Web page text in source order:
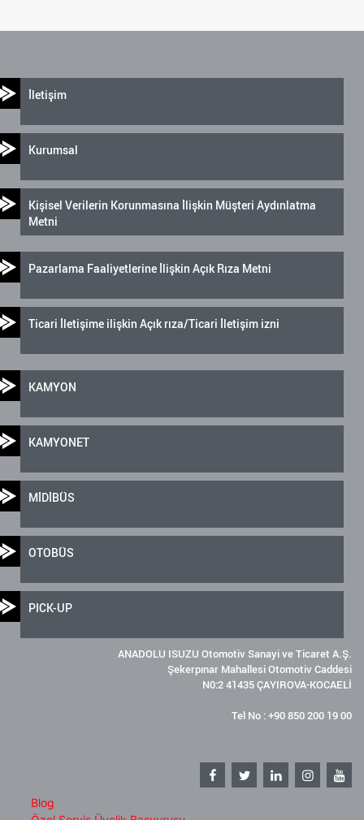
İletişim
Kurumsal
Kişisel Verilerin Korunmasına İlişkin Müşteri Aydınlatma
Metni
Pazarlama Faaliyetlerine İlişkin Açık Rıza Metni
Ticari İletişime ilişkin Açık rıza/Ticari İletişim izni
KAMYON
KAMYONET
MİDİBÜS
OTOBÜS
PICK-UP
ANADOLU ISUZU Otomotiv Sanayi ve Ticaret A.Ş.
Şekerpınar Mahallesi Otomotiv Caddesi
N0:2 41435 ÇAYIROVA-KOCAELİ
Tel No : +90 850 200 19 00
Blog